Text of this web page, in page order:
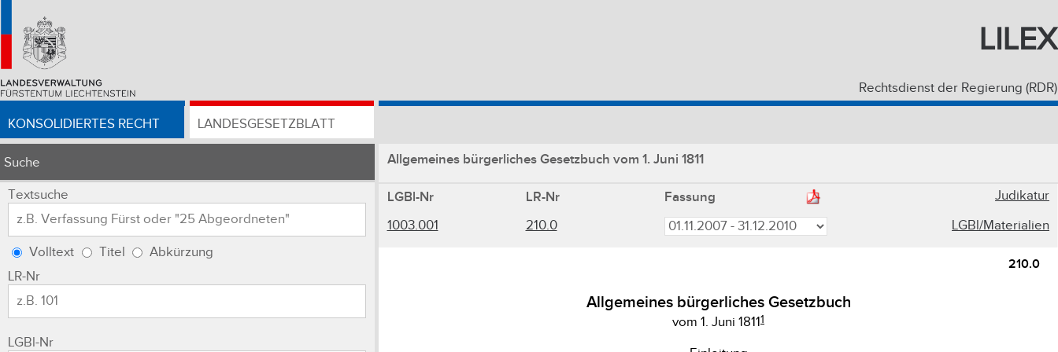
LILEX
Rechtsdienst der Regierung (RDR)
KONSOLIDIERTES RECHT LANDESGESETZBLATT
Suche
Textsuche
Volltext Titel
Abkürzung
LR-Nr
LGBl-Nr
Allgemeines bürgerliches Gesetzbuch vom 1. Juni 1811
LGBl-Nr LR-Nr Fassung
Judikatur
1003.001
210.0 LGBl/Materialien